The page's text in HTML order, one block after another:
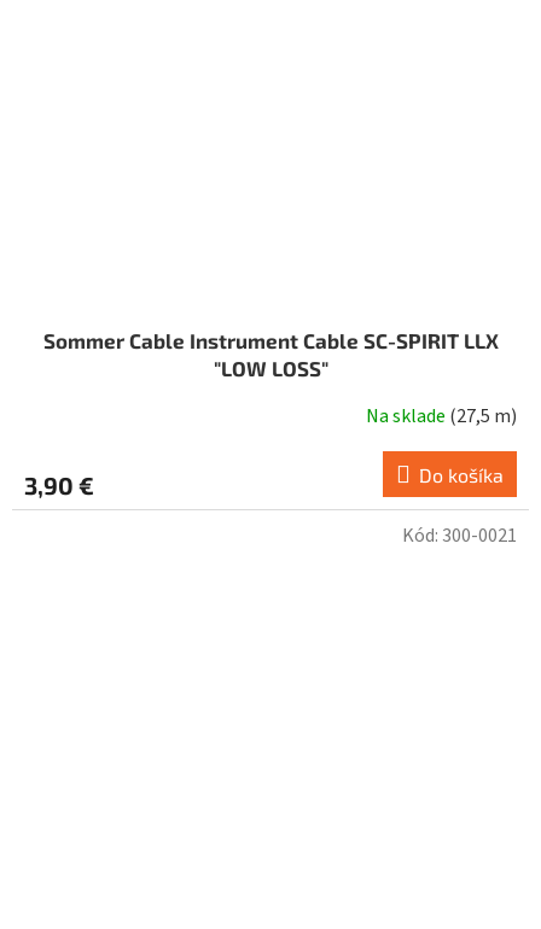
Sommer Cable Instrument Cable SC-SPIRIT LLX
"LOW LOSS"
Na sklade (27,5 m)
3,90 € Do košíka
Kód: 300-0021